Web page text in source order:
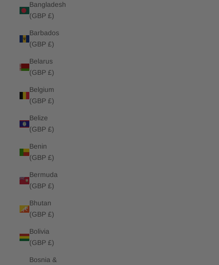
Bangladesh
(GBP £)
Barbados
(GBP £)
Belarus
(GBP £)
Belgium
(GBP £)
Belize
(GBP £)
Benin
(GBP £)
Bermuda
(GBP £)
Bhutan
(GBP £)
Bolivia
(GBP £)
Bosnia &